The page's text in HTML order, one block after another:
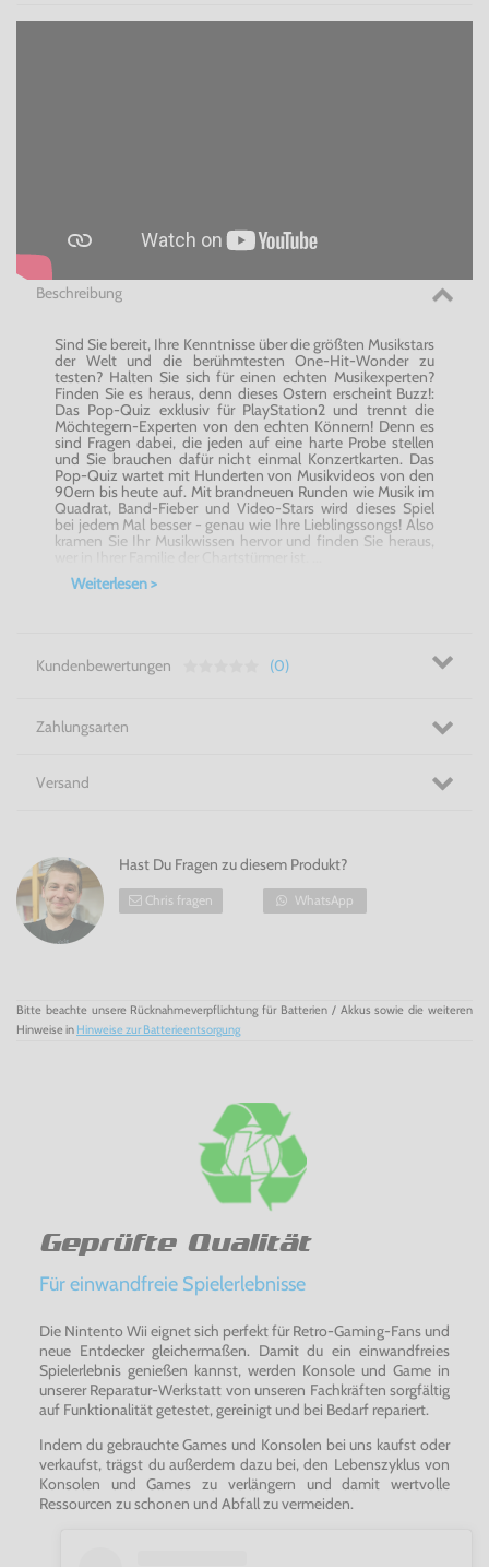
Beschreibung
Sind Sie bereit, Ihre Kenntnisse über die größten Musikstars
der Welt und die berühmtesten One-Hit-Wonder zu
testen? Halten Sie sich für einen echten Musikexperten?
Finden Sie es heraus, denn dieses Ostern erscheint Buzz!:
Das Pop-Quiz exklusiv für PlayStation2 und trennt die
Möchtegern-Experten von den echten Könnern! Denn es
sind Fragen dabei, die jeden auf eine harte Probe stellen
und Sie brauchen dafür nicht einmal Konzertkarten. Das
Pop-Quiz wartet mit Hunderten von Musikvideos von den
90ern bis heute auf. Mit brandneuen Runden wie Musik im
Quadrat, Band-Fieber und Video-Stars wird dieses Spiel
bei jedem Mal besser - genau wie Ihre Lieblingssongs! Also
kramen Sie Ihr Musikwissen hervor und finden Sie heraus,
Weiterlesen >
Kundenbewertungen (0)
Zahlungsarten
Versand
Hast Du Fragen zu diesem Produkt?
Chris fragen WhatsApp
Bitte beachte unsere Rücknahmeverpflichtung für Batterien / Akkus sowie die weiteren
Hinweise in Hinweise zur Batterieentsorgung
Geprüfte Qualität
Für einwandfreie Spielerlebnisse
Die Nintento Wii eignet sich perfekt für Retro-Gaming-Fans und
neue Entdecker gleichermaßen. Damit du ein einwandfreies
Spielerlebnis genießen kannst, werden Konsole und Game in
unserer Reparatur-Werkstatt von unseren Fachkräften sorgfältig
auf Funktionalität getestet, gereinigt und bei Bedarf repariert.
Indem du gebrauchte Games und Konsolen bei uns kaufst oder
verkaufst, trägst du außerdem dazu bei, den Lebenszyklus von
Konsolen und Games zu verlängern und damit wertvolle
Ressourcen zu schonen und Abfall zu vermeiden.